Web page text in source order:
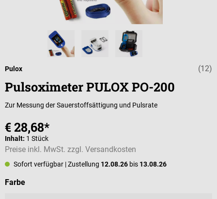
(12)
Pulox
Pulsoximeter PULOX PO-200
Zur Messung der Sauerstoffsättigung und Pulsrate
€ 28,68*
Inhalt: 1 Stück
Preise inkl. MwSt. zzgl. Versandkosten
Sofort verfügbar | Zustellung 12.08.26 bis 13.08.26
Farbeauswählen